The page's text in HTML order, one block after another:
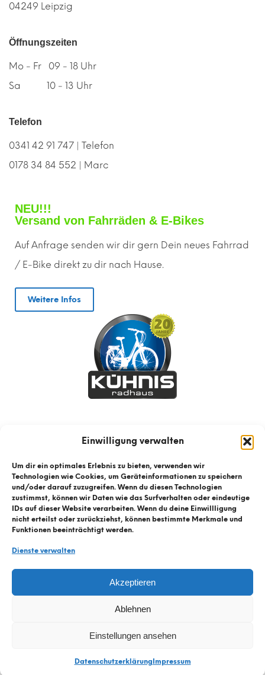
Einwilligung verwalten
Um dir ein optimales Erlebnis zu bieten, verwenden wir
Technologien wie Cookies, um Geräteinformationen zu speichern
und/oder darauf zuzugreifen. Wenn du diesen Technologien
zustimmst, können wir Daten wie das Surfverhalten oder eindeutige
IDs auf dieser Website verarbeiten. Wenn du deine Einwillligung
nicht erteilst oder zurückziehst, können bestimmte Merkmale und
Funktionen beeinträchtigt werden.
Dienste verwalten
Akzeptieren
Ablehnen
Einstellungen ansehen
DatenschutzerklärungImpressum
04249 Leipzig
Öffnungszeiten
Mo - Fr 09 - 18 Uhr
Sa 10 - 13 Uhr
Telefon
0341 42 91 747 | Telefon
0178 34 84 552 | Marc
NEU!!!
Versand von Fahrräden & E-Bikes
Auf Anfrage senden wir dir gern Dein neues Fahrrad
/ E-Bike direkt zu dir nach Hause.
Weitere Infos